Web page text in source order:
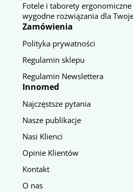
Fotele i taborety
wygodne rozwiązania dla
Zamówienia
Polityka prywatności
Regulamin sklepu
Regulamin Newslettera
Innomed
Najczęstsze pytania
Nasze publikacje
Nasi Klienci
Opinie Klientów
Kontakt
O nas